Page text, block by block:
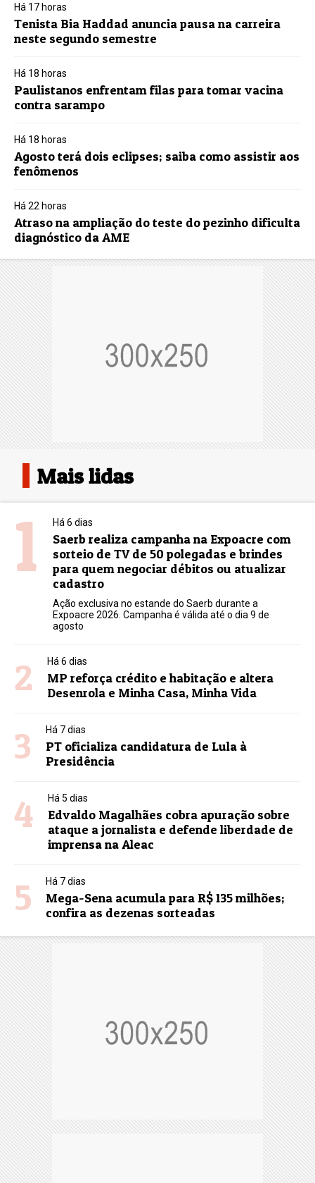
Há 17 horas
Tenista Bia Haddad anuncia pausa na carreira
neste segundo semestre
Há 18 horas
Paulistanos enfrentam filas para tomar vacina
contra sarampo
Há 18 horas
Agosto terá dois eclipses; saiba como assistir aos
fenômenos
Há 22 horas
Atraso na ampliação do teste do pezinho dificulta
diagnóstico da AME
Mais lidas
1 Há 6 dias
Saerb realiza campanha na Expoacre com
sorteio de TV de 50 polegadas e brindes
para quem negociar débitos ou atualizar
cadastro
Ação exclusiva no estande do Saerb durante a
Expoacre 2026. Campanha é válida até o dia 9 de
agosto
2 Há 6 dias
MP reforça crédito e habitação e altera
Desenrola e Minha Casa, Minha Vida
3 Há 7 dias
PT oficializa candidatura de Lula à
Presidência
4 Há 5 dias
Edvaldo Magalhães cobra apuração sobre
ataque a jornalista e defende liberdade de
imprensa na Aleac
5 Há 7 dias
Mega-Sena acumula para R$ 135 milhões;
confira as dezenas sorteadas